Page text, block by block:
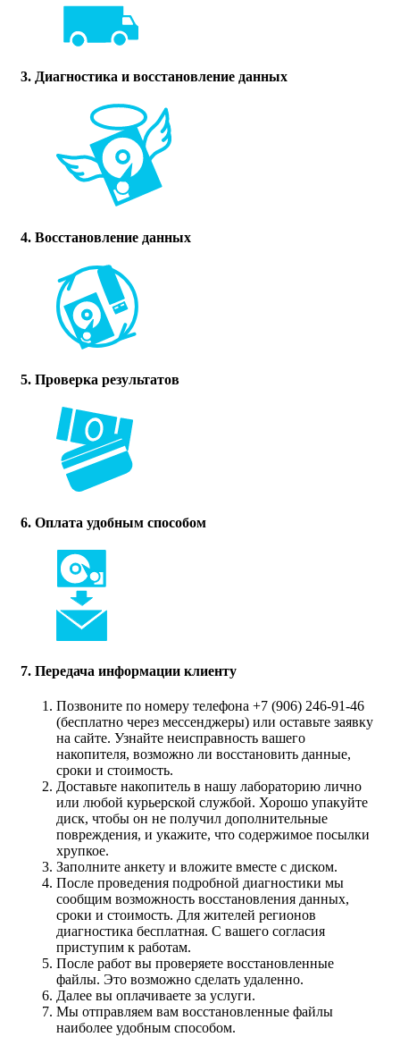
3. Диагностика и восстановление данных
4. Восстановление данных
5. Проверка результатов
6. Оплата удобным способом
7. Передача информации клиенту
Позвоните по номеру телефона +7 (906) 246-91-46
(бесплатно через мессенджеры) или оставьте заявку
на сайте. Узнайте неисправность вашего
накопителя, возможно ли восстановить данные,
сроки и стоимость.
Доставьте накопитель в нашу лабораторию лично
или любой курьерской службой. Хорошо упакуйте
диск, чтобы он не получил дополнительные
повреждения, и укажите, что содержимое посылки
хрупкое.
Заполните анкету и вложите вместе с диском.
После проведения подробной диагностики мы
сообщим возможность восстановления данных,
сроки и стоимость. Для жителей регионов
диагностика бесплатная. С вашего согласия
приступим к работам.
После работ вы проверяете восстановленные
файлы. Это возможно сделать удаленно.
Далее вы оплачиваете за услуги.
Мы отправляем вам восстановленные файлы
наиболее удобным способом.